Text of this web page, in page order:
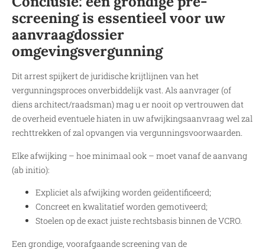
screening is essentieel voor uw
aanvraagdossier
omgevingsvergunning
Dit arrest spijkert de juridische krijtlijnen van het
vergunningsproces onverbiddelijk vast. Als aanvrager (of
diens architect/raadsman) mag u er nooit op vertrouwen dat
de overheid eventuele hiaten in uw afwijkingsaanvraag wel zal
rechttrekken of zal opvangen via vergunningsvoorwaarden.
Elke afwijking – hoe minimaal ook – moet vanaf de aanvang
(ab initio):
Expliciet als afwijking worden geïdentificeerd;
Concreet en kwalitatief worden gemotiveerd;
Stoelen op de exact juiste rechtsbasis binnen de VCRO.
Een grondige, voorafgaande screening van de